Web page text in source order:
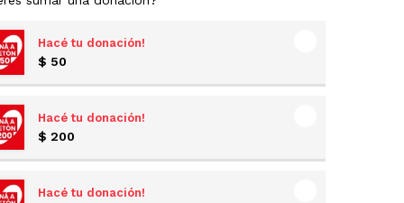
Hacé tu donación!
$ 50
Hacé tu donación!
$ 200
Hacé tu donación!